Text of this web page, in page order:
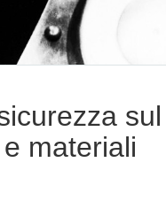
materiali